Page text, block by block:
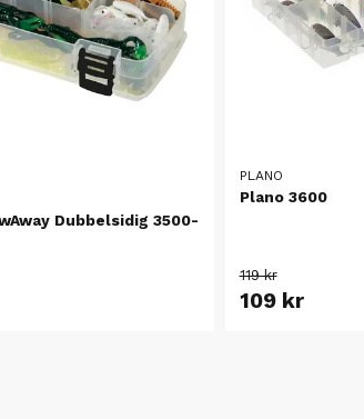
Dubbelsidig 3500-
PLANO
Plano 3600
119 kr
109 kr